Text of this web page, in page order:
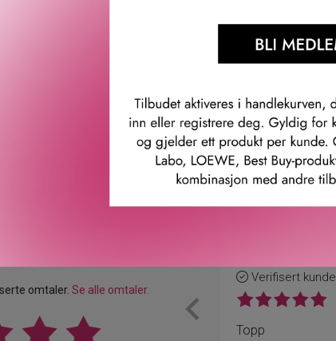
av kanel. Basen er en harmoni av sandeltre, cedertre og
Våre
omtaler. Se alle omtaler.
Verifisert kunde
Topp